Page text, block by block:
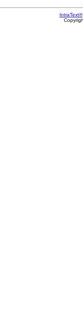
IntraText®